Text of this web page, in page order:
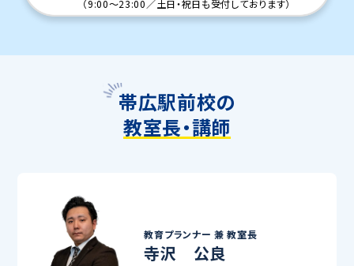
（9:00～23:00／土日・祝日も受付しております）
帯広駅前校の
教室長・講師
教育プランナー 兼教室長
寺沢 公良